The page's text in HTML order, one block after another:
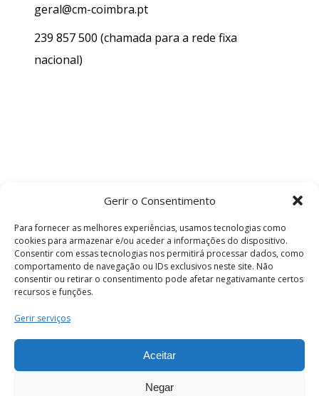
Gerir o Consentimento
Para fornecer as melhores experiências, usamos tecnologias como
cookies para armazenar e/ou aceder a informações do dispositivo.
Consentir com essas tecnologias nos permitirá processar dados, como
comportamento de navegação ou IDs exclusivos neste site. Não
consentir ou retirar o consentimento pode afetar negativamante certos
recursos e funções.
Gerir serviços
Aceitar
Negar
geral@cm-coimbra.pt
239 857 500 (chamada para a rede fixa
nacional)
Termos e Condições
os direitos reservados.